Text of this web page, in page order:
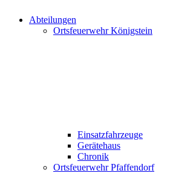
Abteilungen
Ortsfeuerwehr Königstein
Einsatzfahrzeuge
Gerätehaus
Chronik
Ortsfeuerwehr Pfaffendorf